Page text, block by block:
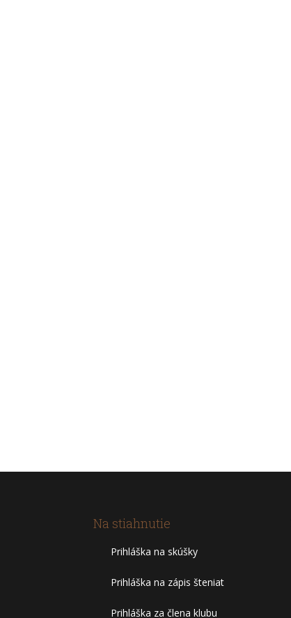
Na stiahnutie
Prihláška na skúšky
Prihláška na zápis šteniat
Prihláška za člena klubu